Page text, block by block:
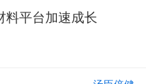
料平台加速成长